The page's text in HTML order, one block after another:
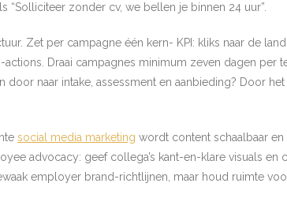
zonder cv, we bellen je binnen 24 uur”.
Zet per campagne één kern- KPI: kliks naar de
Draai campagnes minimum zeven dagen per
naar intake, assessment en aanbieding? Door
social media marketing wordt content schaalbaar en
advocacy: geef collega’s kant-en-klare visuals
employer brand-richtlijnen, maar houd ruimte